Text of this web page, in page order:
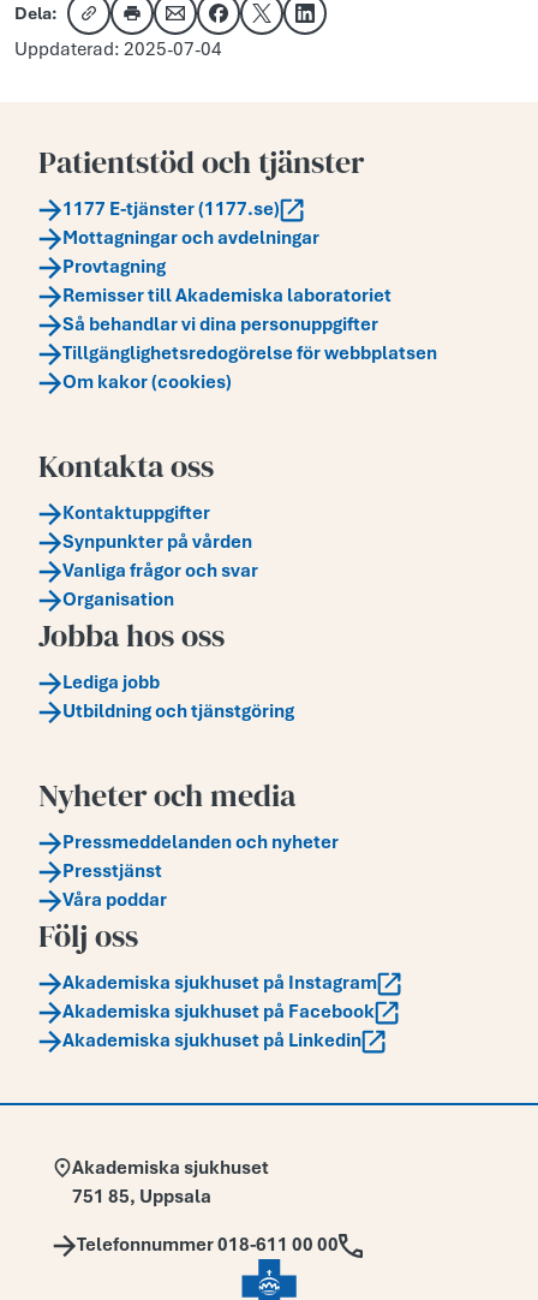
Dela:
Kopiera länk
Skriv utDela via e-post
Dela på Facebook
Dela på XDela på LinkedIn
Uppdaterad: 2025-07-04
Patientstöd och tjänster
1177 E-tjänster (1177.se)
Mottagningar och avdelningar
Provtagning
Remisser till Akademiska laboratoriet
Så behandlar vi dina personuppgifter
Tillgänglighetsredogörelse för webbplatsen
Om kakor (cookies)
Kontakta oss
Kontaktuppgifter
Synpunkter på vården
Vanliga frågor och svar
Organisation
Jobba hos oss
Lediga jobb
Utbildning och tjänstgöring
Nyheter och media
Pressmeddelanden och nyheter
Presstjänst
Våra poddar
Följ oss
Akademiska sjukhuset på Instagram
Akademiska sjukhuset på Facebook
Akademiska sjukhuset på Linkedin
Adress:
Akademiska sjukhuset
751 85, Uppsala
Telefon:
Telefonnummer 018-611 00 00